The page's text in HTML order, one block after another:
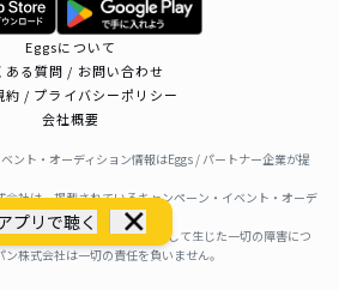
プリで聴く
Eggsについて
ある質問 / お問い合わせ
約 / プライバシーポリシー
会社概要
ント・オーディション情報はEggs / パートナー企業が提
社は、掲載されているキャンペーン・イベント・オーデ
ません。
・オーディション情報を利用して生じた一切の障害につ
株式会社は一切の責任を負いません。